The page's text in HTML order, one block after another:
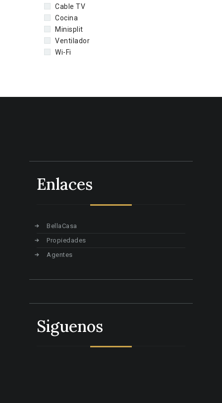
Cable TV
Cocina
Minisplit
Ventilador
Wi-Fi
Enlaces
BellaCasa
Propiedades
Agentes
Siguenos